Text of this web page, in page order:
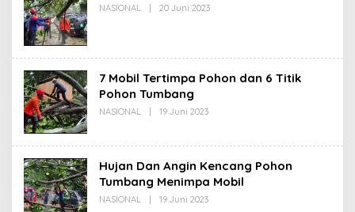
NASIONAL 20 Juni 2023Oleh
7 Mobil Tertimpa Pohon dan 6 Titik
Pohon Tumbang
NASIONAL 19 Juni 2023Oleh
Hujan Dan Angin Kencang Pohon
Tumbang Menimpa Mobil
NASIONAL 19 Juni 2023Oleh